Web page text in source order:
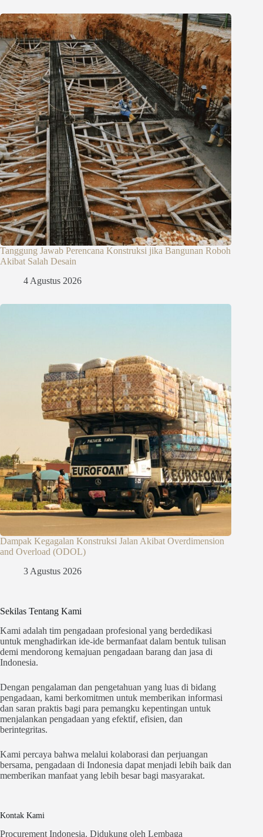
Tanggung Jawab Perencana Konstruksi jika Bangunan Roboh
Akibat Salah Desain
4 Agustus 2026
Dampak Kegagalan Konstruksi Jalan Akibat Overdimension
and Overload (ODOL)
3 Agustus 2026
Sekilas Tentang Kami
Kami adalah tim pengadaan profesional yang berdedikasi
untuk menghadirkan ide-ide bermanfaat dalam bentuk tulisan
demi mendorong kemajuan pengadaan barang dan jasa di
Indonesia.
Dengan pengalaman dan pengetahuan yang luas di bidang
pengadaan, kami berkomitmen untuk memberikan informasi
dan saran praktis bagi para pemangku kepentingan untuk
menjalankan pengadaan yang efektif, efisien, dan
berintegritas.
Kami percaya bahwa melalui kolaborasi dan perjuangan
bersama, pengadaan di Indonesia dapat menjadi lebih baik dan
memberikan manfaat yang lebih besar bagi masyarakat.
Kontak Kami
Procurement Indonesia. Didukung oleh Lembaga